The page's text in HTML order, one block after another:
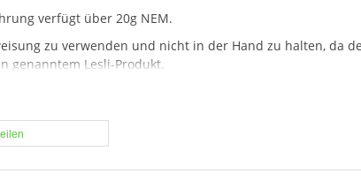
verfügt über 20g NEM.
zu verwenden und nicht in der Hand zu halten, da
genanntem Lesli-Produkt.
Farben (rot, grün, gelb, blau) und sogar Strobo-Effekt-